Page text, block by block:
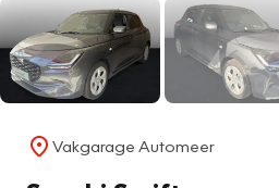
Vakgarage Automeer